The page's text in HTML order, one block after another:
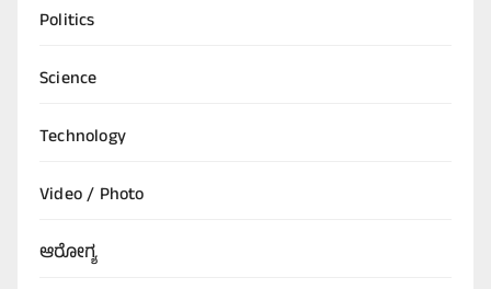
Politics
Science
Technology
Video / Photo
ಆರೋಗ್ಯ